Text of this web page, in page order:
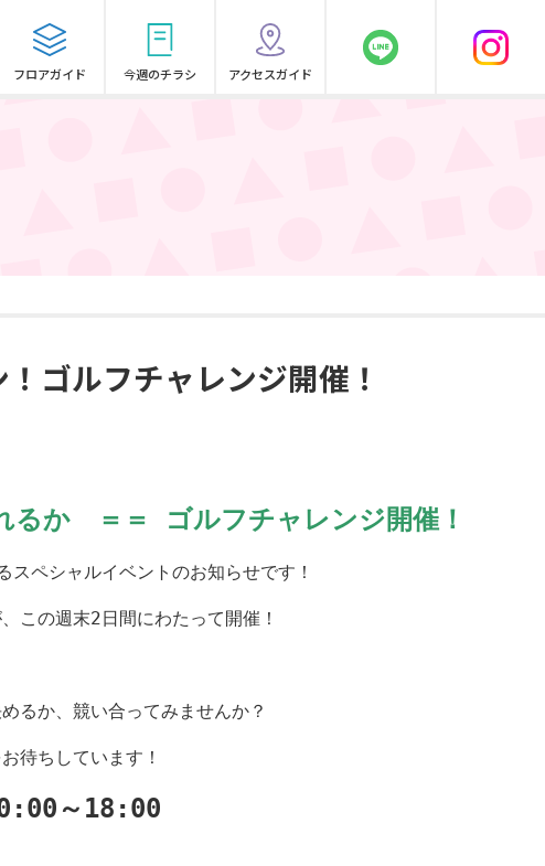
フロアガイド 今週のチラシ アクセスガイド
ゴルフチャレンジ開催！
るか ＝＝ ゴルフチャレンジ開催！
ペシャルイベントのお知らせです！
この週末2日間にわたって開催！
るか、競い合ってみませんか？
待ちしています！
～18:00